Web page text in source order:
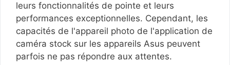
leurs fonctionnalités de pointe et leurs
performances exceptionnelles. Cependant, les
capacités de l'appareil photo de l'application de
caméra stock sur les appareils Asus peuvent
parfois ne pas répondre aux attentes.